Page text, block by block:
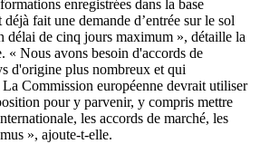
enregistrées dans la base
fait une demande d’entrée sur le sol
délai de cinq jours maximum », détaille la
« Nous avons besoin d'accords de
d'origine plus nombreux et qui
Commission européenne devrait utiliser
pour y parvenir, y compris mettre
les accords de marché, les
», ajoute-t-elle.